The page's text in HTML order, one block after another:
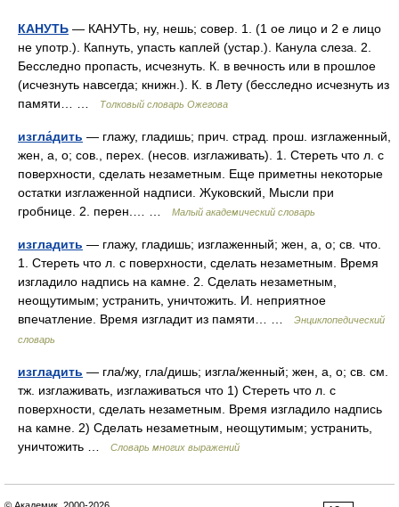
КАНУТЬ — КАНУТЬ, ну, нешь; совер. 1. (1 ое лицо и 2 е лицо
не употр.). Капнуть, упасть каплей (устар.). Канула слеза. 2.
Бесследно пропасть, исчезнуть. К. в вечность или в прошлое
(исчезнуть навсегда; книжн.). К. в Лету (бесследно исчезнуть из
памяти… …
Толковый словарь Ожегова
изгла́дить — глажу, гладишь; прич. страд. прош. изглаженный,
жен, а, о; сов., перех. (несов. изглаживать). 1. Стереть что л. с
поверхности, сделать незаметным. Еще приметны некоторые
остатки изглаженной надписи. Жуковский, Мысли при
гробнице. 2. перен.… …
Малый академический словарь
изгладить — глажу, гладишь; изглаженный; жен, а, о; св. что.
1. Стереть что л. с поверхности, сделать незаметным. Время
изгладило надпись на камне. 2. Сделать незаметным,
неощутимым; устранить, уничтожить. И. неприятное
впечатление. Время изгладит из памяти… …
Энциклопедический
словарь
изгладить — гла/жу, гла/дишь; изгла/женный; жен, а, о; св. см.
тж. изглаживать, изглаживаться что 1) Стереть что л. с
поверхности, сделать незаметным. Время изгладило надпись
на камне. 2) Сделать незаметным, неощутимым; устранить,
уничтожить …
Словарь многих выражений